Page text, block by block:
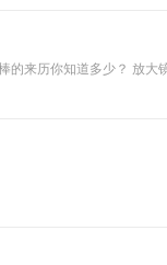
来历你知道多少？ 放大
中的种种奥秘。比如孙悟
这些不为人知的细节，